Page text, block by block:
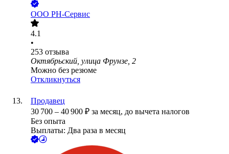
ООО РН-Сервис
4.1
•
253 отзыва
Октябрьский, улица Фрунзе, 2
Можно без резюме
Откликнуться
Продавец
30 700 – 40 900 ₽ за месяц, до вычета налогов
Без опыта
Выплаты: Два раза в месяц